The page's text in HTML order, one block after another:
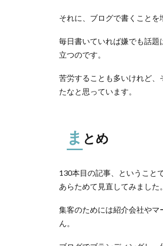
それに、ブログで書くことを
毎日書いていれば嫌でも話
立つのです。
苦労することも多いけれど
たなと思っています。
ま とめ
130本目の記事、ということ
あらためて見直してみました。
集客のためには紹介会社や
ん。